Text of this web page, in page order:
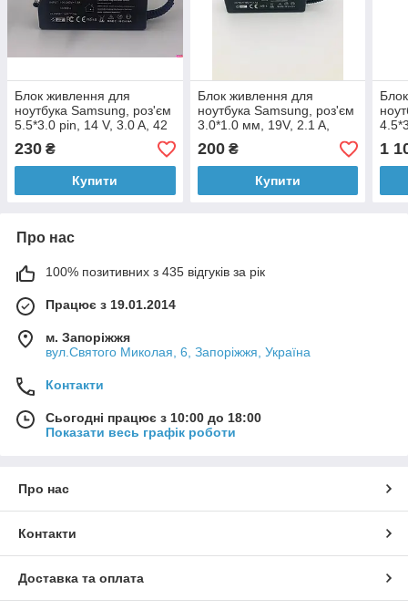
Блок живлення для
ноутбука Samsung, роз'єм
5.5*3.0 pin, 14 V, 3.0 A, 42
W, чорний, без кабелю
230 ₴
Купити
Блок живлення для
ноутбука Samsung, роз'єм
3.0*1.0 мм, 19V, 2.1 A,
40W, чорний, без кабелю
200₴
Купити
1
Про нас
100% позитивних з 435 відгуків за рік
Працює з 19.01.2014
м. Запоріжжя
вул.Святого Миколая, 6, Запоріжжя, Україна
Контакти
Сьогодні працює з 10:00 до 18:00
Показати весь графік роботи
Про нас
Контакти
Доставка та оплата